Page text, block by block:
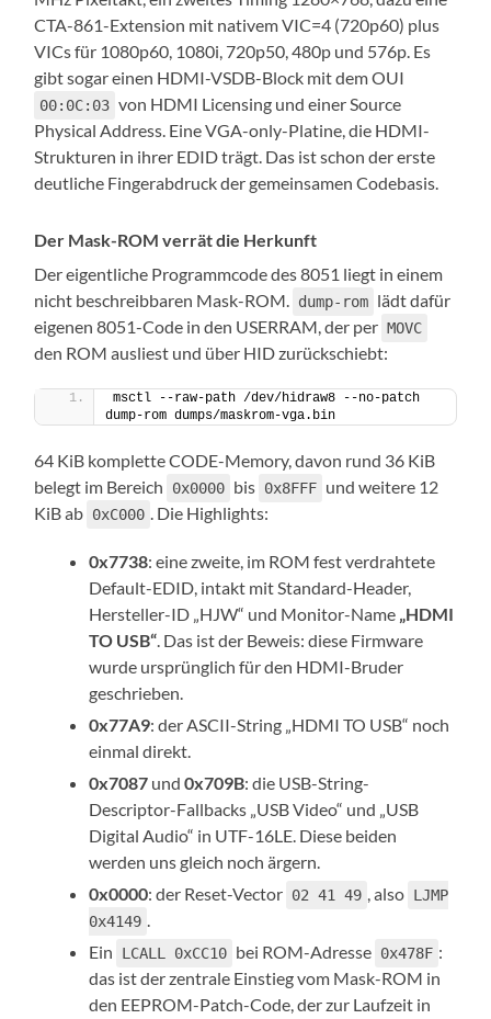
CTA-861-Extension mit nativem VIC=4 (720p60) plus
VICs für 1080p60, 1080i, 720p50, 480p und 576p. Es
gibt sogar einen HDMI-VSDB-Block mit dem OUI
00:0C:03 von HDMI Licensing und einer Source
Physical Address. Eine VGA-only-Platine, die HDMI-
Strukturen in ihrer EDID trägt. Das ist schon der erste
deutliche Fingerabdruck der gemeinsamen Codebasis.
Der Mask-ROM verrät die Herkunft
Der eigentliche Programmcode des 8051 liegt in einem
nicht beschreibbaren Mask-ROM. dump-rom lädt dafür
eigenen 8051-Code in den USERRAM, der per MOVC
den ROM ausliest und über HID zurückschiebt:
msctl --raw-path /dev/hidraw8 --no-patch
dump-rom dumps/maskrom-vga.bin
64 KiB komplette CODE-Memory, davon rund 36 KiB
belegt im Bereich
0x0000 bis 0x8FFF und weitere 12
KiB ab 0xC000 . Die Highlights:
0x7738: eine zweite, im ROM fest verdrahtete
Default-EDID, intakt mit Standard-Header,
Hersteller-ID „HJW“ und Monitor-Name „HDMI
TO USB“. Das ist der Beweis: diese Firmware
wurde ursprünglich für den HDMI-Bruder
geschrieben.
0x77A9: der ASCII-String „HDMI TO USB“ noch
einmal direkt.
0x7087 und0x709B: die USB-String-
Descriptor-Fallbacks „USB Video“ und „USB
Digital Audio“ in UTF-16LE. Diese beiden
werden uns gleich noch ärgern.
0x0000: der Reset-Vector 02 41 49 , also LJMP
0x4149 .
Ein
LCALL 0xCC10 bei ROM-Adresse 0x478F :
das ist der zentrale Einstieg vom Mask-ROM in
den EEPROM-Patch-Code, der zur Laufzeit in